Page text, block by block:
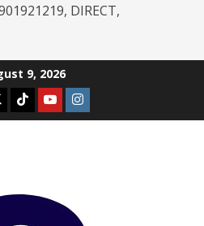
DIRECT,
9, 2026
TiktokYoutubeInstagram